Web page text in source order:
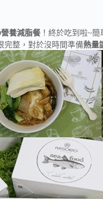
養減脂餐 ！終於吃到啦~簡
完整，對於沒時間準備熱量